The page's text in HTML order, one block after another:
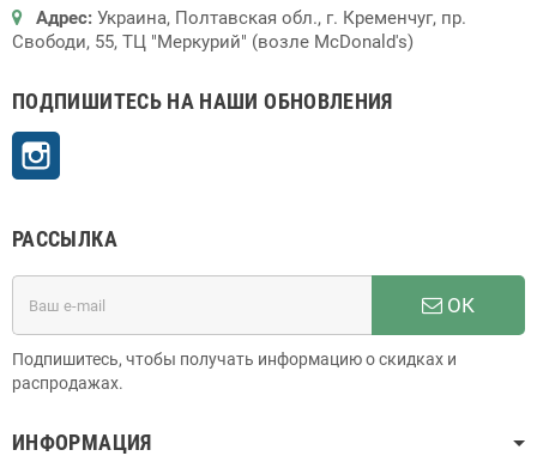
Адрес: Украина, Полтавская обл., г. Кременчуг, пр.
Свободи, 55, ТЦ "Меркурий" (возле McDonald's)
ПОДПИШИТЕСЬ НА НАШИ ОБНОВЛЕНИЯ
РАССЫЛКА
ОК
Подпишитесь, чтобы получать информацию о скидках и
распродажах.
ИНФОРМАЦИЯ